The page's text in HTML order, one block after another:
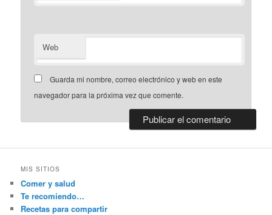
Web
Guarda mi nombre, correo electrónico y web en este
navegador para la próxima vez que comente.
MIS SITIOS
Comer y salud
Te recomiendo…
Recetas para compartir